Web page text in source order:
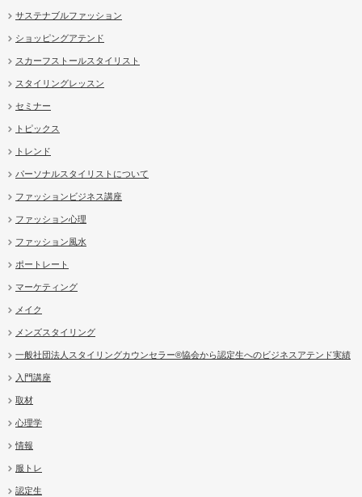
サステナブルファッション
ショッピングアテンド
スカーフストールスタイリスト
スタイリングレッスン
セミナー
トピックス
トレンド
パーソナルスタイリストについて
ファッションビジネス講座
ファッション心理
ファッション風水
ポートレート
マーケティング
メイク
メンズスタイリング
一般社団法人スタイリングカウンセラー®協会から認定生へのビジネスアテンド実績
入門講座
取材
心理学
情報
服トレ
認定生